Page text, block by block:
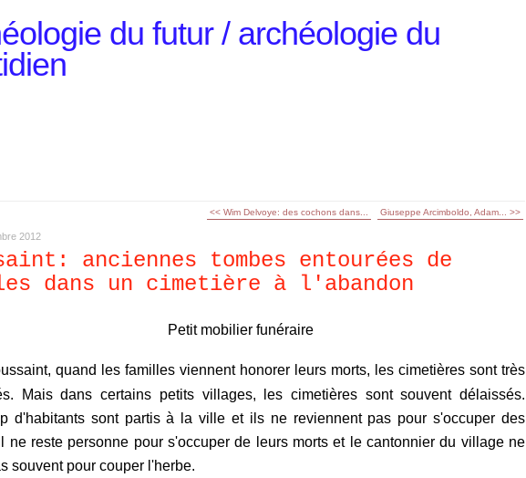
du futur / archéologie du
<< Wim Delvoye: des cochons dans... Giuseppe Arcimboldo, Adam... >>
2012
anciennes tombes entourées de
dans un cimetière à l'abandon
Petit mobilier funéraire
quand les familles viennent honorer leurs morts, les cimetières sont très
Mais dans certains petits villages, les cimetières sont souvent délaissés.
d'habitants sont partis à la ville et ils ne reviennent pas pour s'occuper des
ne reste personne pour s'occuper de leurs morts et le cantonnier du village ne
souvent pour couper l'herbe.